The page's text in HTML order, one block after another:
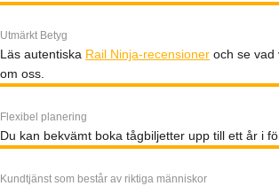
Utmärkt Betyg
Läs autentiska Rail Ninja-recensioner och se vad
om oss.
Flexibel planering
Du kan bekvämt boka tågbiljetter upp till ett år i
Kundtjänst som består av riktiga människor